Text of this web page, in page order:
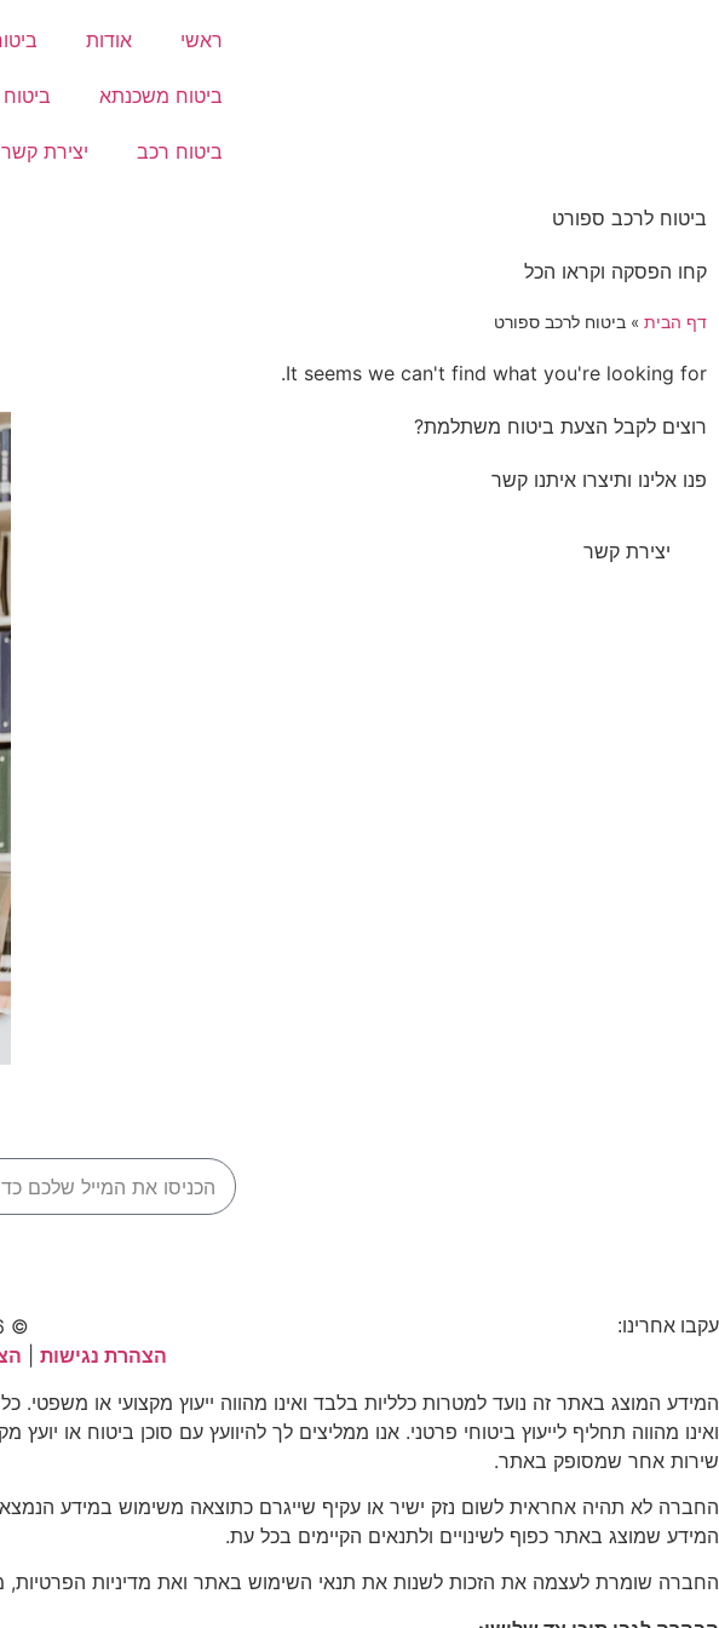
ראשי אודות
ביטוח משכנתא
ביטוח רכב יצירת קשר
ביטוח לרכב ספורט
קחו הפסקה וקראו הכל
דף הבית » ביטוח לרכב ספורט
It seems we can't find what you're looking for.
רוצים לקבל הצעת ביטוח משתלמת?
פנו אלינו ותיצרו איתנו קשר
יצירת קשר
עקבו אחרינו:
© 2026 All Rights Reserved
הצהרת נגישות
המידע המוצג באתר זה נועד למטרות כלליות בלבד ואינו מהווה ייעוץ מקצועי או
ואינו מהווה תחליף לייעוץ ביטוחי פרטני. אנו ממליצים לך להיוועץ עם סוכן ביטוח או
שירות אחר שמסופק באתר.
החברה לא תהיה אחראית לשום נזק ישיר או עקיף שייגרם כתוצאה משימוש במידע
המידע שמוצג באתר כפוף לשינויים ולתנאים הקיימים בכל עת.
החברה שומרת לעצמה את הזכות לשנות את תנאי השימוש באתר ואת מדיניות הפרטיות,